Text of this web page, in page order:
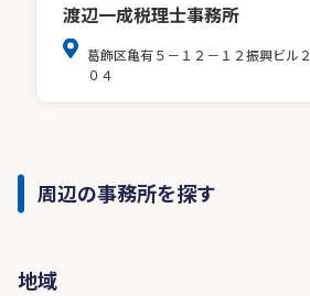
渡辺一成税理士事務所
葛飾区亀有５－１２－１２振興ビル２
０４
周辺の事務所を探す
地域